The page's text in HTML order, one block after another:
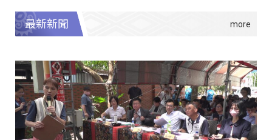
最新新聞